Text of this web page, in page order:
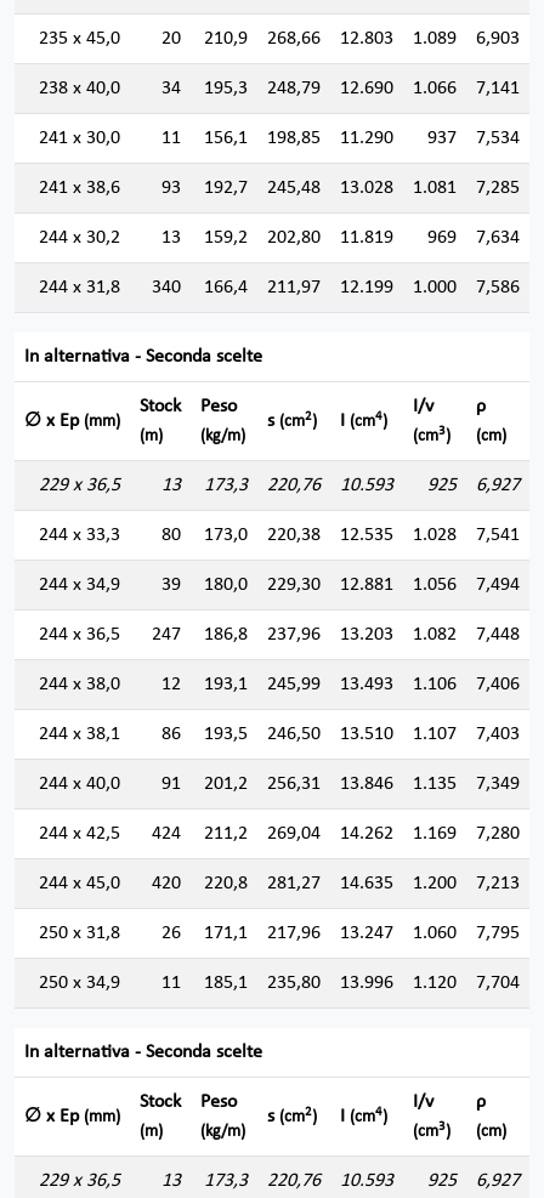
235 x 45,0 20 210,9 268,66 12.803 1.089 6,903
238 x 40,0 34 195,3 248,79 12.690 1.066 7,141
241 x 30,0 11 156,1 198,85 11.290 937 7,534
241 x 38,6 93 192,7 245,48 13.028 1.081 7,285
244 x 30,2 13 159,2 202,80 11.819 969 7,634
244 x 31,8 340 166,4 211,97 12.199 1.000 7,586
In alternativa - Seconda scelte
∅ x Ep (mm)
Stock
(m)
Peso
(kg/m)
s (cm2) I (cm4)
I/v
(cm3)
ρ
(cm)
229 x 36,5 13 173,3 220,76 10.593 925 6,927
244 x 33,3 80 173,0 220,38 12.535 1.028 7,541
244 x 34,9 39 180,0 229,30 12.881 1.056 7,494
244 x 36,5 247 186,8 237,96 13.203 1.082 7,448
244 x 38,0 12 193,1 245,99 13.493 1.106 7,406
244 x 38,1 86 193,5 246,50 13.510 1.107 7,403
244 x 40,0 91 201,2 256,31 13.846 1.135 7,349
244 x 42,5 424 211,2 269,04 14.262 1.169 7,280
244 x 45,0 420 220,8 281,27 14.635 1.200 7,213
250 x 31,8 26 171,1 217,96 13.247 1.060 7,795
250 x 34,9 11 185,1 235,80 13.996 1.120 7,704
In alternativa - Seconda scelte
∅ x Ep (mm)
Stock
(m)
Peso
(kg/m)
s (cm2) I (cm4)
I/v
(cm3)
ρ
(cm)
229 x 36,5 13 173,3 220,76 10.593 925 6,927